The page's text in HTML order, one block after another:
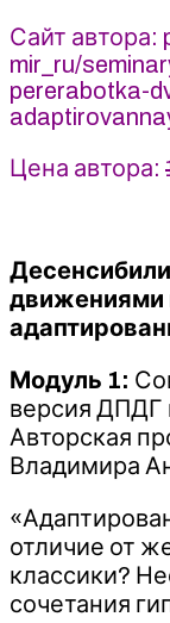
(2023)
Сайт автора:
mir_ru/
pererabotka-
Цена автора:
движениями
Модуль 1:
версия ДПДГ
Авторская
Владимира
отличие от
классики?
сочетания